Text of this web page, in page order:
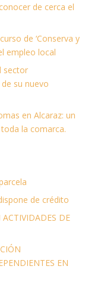
de cerca el
de ‘Conserva y
empleo local
sector
su nuevo
en Alcaraz: un
la comarca.
de crédito
DE
EN